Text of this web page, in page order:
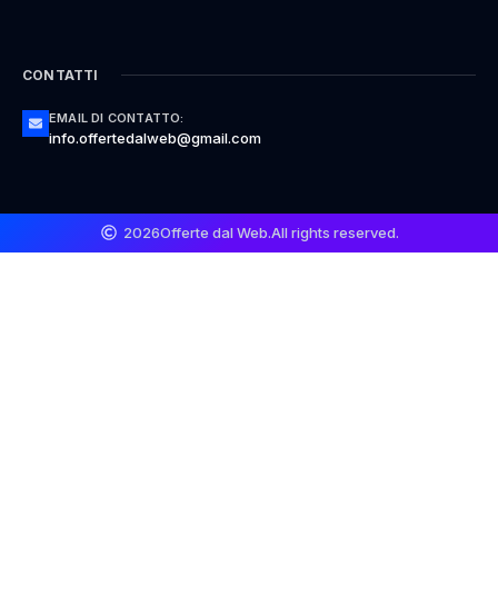
CONTATTI
EMAIL DI CONTATTO:
info.offertedalweb@gmail.com
2026Offerte dal Web.All rights reserved.